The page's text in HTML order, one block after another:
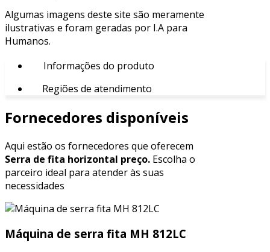
Algumas imagens deste site são meramente
ilustrativas e foram geradas por I.A para
Humanos.
Informações do produto
Regiões de atendimento
Fornecedores disponíveis
Aqui estão os fornecedores que oferecem
Serra de fita horizontal preço. Escolha o
parceiro ideal para atender às suas
necessidades
Máquina de serra fita MH 812LC